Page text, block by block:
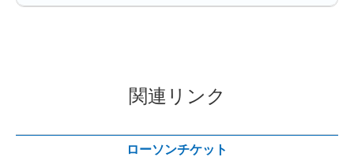
関連リンク
ローソンチケット